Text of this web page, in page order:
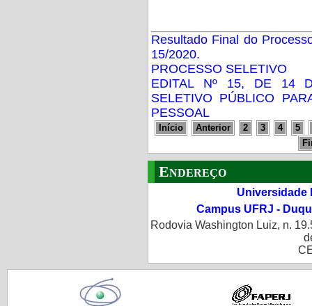
Resultado Final do
15/2020.
PROCESSO SELETIVO
EDITAL Nº 15, DE 14
SELETIVO PÚBLICO
PESSOAL
Início Anterior 2 3 4
5
Endereço
Universidade
Campus UFRJ -
Rodovia Washington Luiz, n.